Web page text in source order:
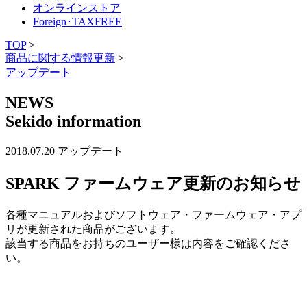
オンラインストア
Foreign･TAXFREE
TOP>
商品に関する情報更新 >
アップデート
NEWS
Sekido information
2018.07.20 アップデート
SPARK ファームウェア更新のお知らせ
各種マニュアルおよびソフトウェア・ファームウェア・アプ
リが更新された商品がございます。
該当する商品をお持ちのユーザー様は内容をご確認くださ
い。